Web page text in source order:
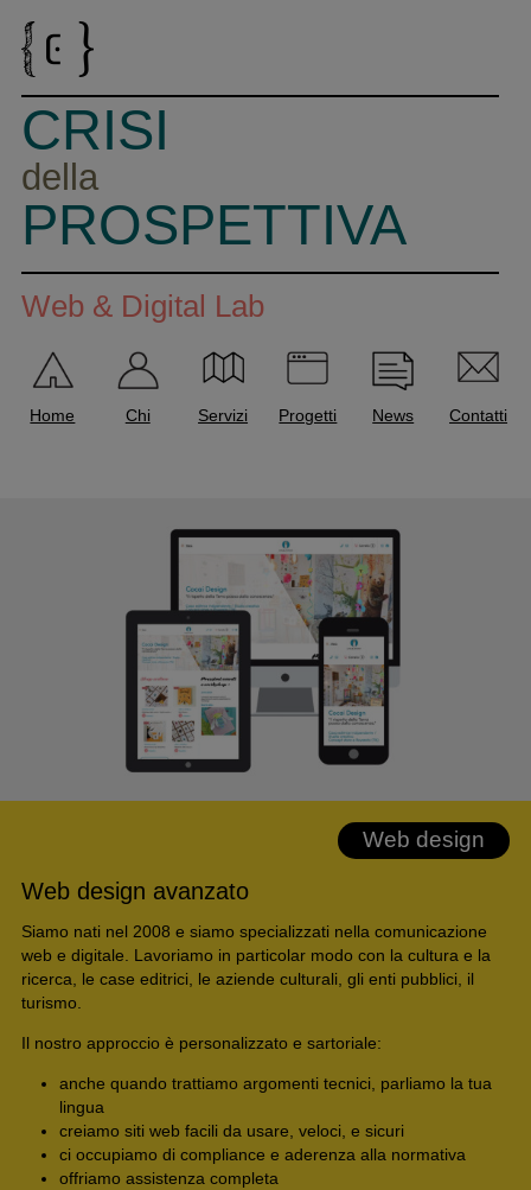
CRISI
della
PROSPETTIVA
Web & Digital Lab
Home Chi Servizi Progetti News Contatti
Web design
Web design avanzato
Siamo nati nel 2008 e siamo specializzati nella comunicazione
web e digitale. Lavoriamo in particolar modo con la cultura e la
ricerca, le case editrici, le aziende culturali, gli enti pubblici, il
turismo.
Il nostro approccio è personalizzato e sartoriale:
anche quando trattiamo argomenti tecnici, parliamo la tua
lingua
creiamo siti web facili da usare, veloci, e sicuri
ci occupiamo di compliance e aderenza alla normativa
offriamo assistenza completa